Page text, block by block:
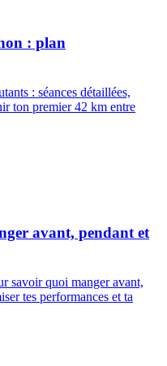
: plan
: séances détaillées,
ton premier 42 km entre
avant, pendant et
savoir quoi manger avant,
tes performances et ta